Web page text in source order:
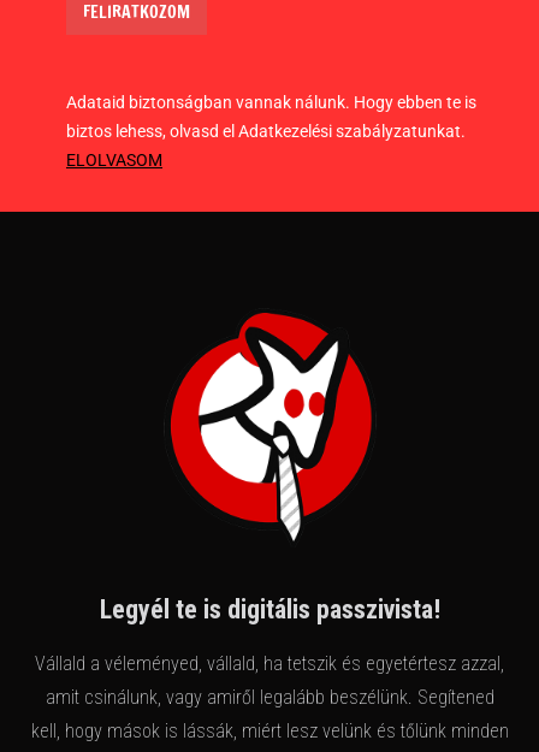
Adataid biztonságban vannak nálunk. Hogy ebben te is
biztos lehess, olvasd el Adatkezelési szabályzatunkat.
ELOLVASOM
Legyél te is digitális passzivista!
Vállald a véleményed, vállald, ha tetszik és egyetértesz azzal,
amit csinálunk, vagy amiről legalább beszélünk. Segítened
kell, hogy mások is lássák, miért lesz velünk és tőlünk minden